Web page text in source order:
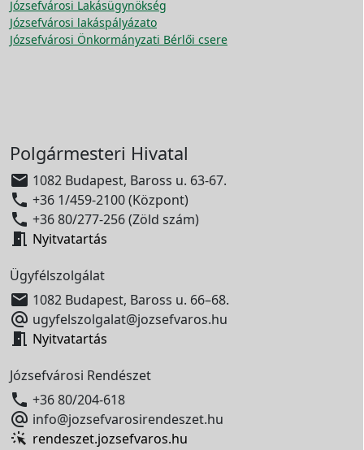
Józsefvárosi Lakásügynökség
Józsefvárosi lakáspályázato
Józsefvárosi Önkormányzati Bérlői csere
Polgármesteri Hivatal
 1082 Budapest, Baross u. 63-67.
 +36 1/459-2100 (Központ)
 +36 80/277-256 (Zöld szám)
 Nyitvatartás
Ügyfélszolgálat
 1082 Budapest, Baross u. 66–68.
 ugyfelszolgalat@jozsefvaros.hu
 Nyitvatartás
Józsefvárosi Rendészet
 +36 80/204-618
 info@jozsefvarosirendeszet.hu
rendeszet.jozsefvaros.hu